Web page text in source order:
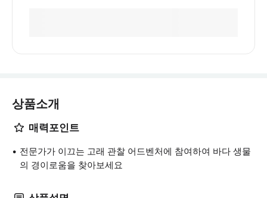
상품소개
매력포인트
전문가가 이끄는 고래 관찰 어드벤처에 참여하여 바다 생물
의 경이로움을 찾아보세요